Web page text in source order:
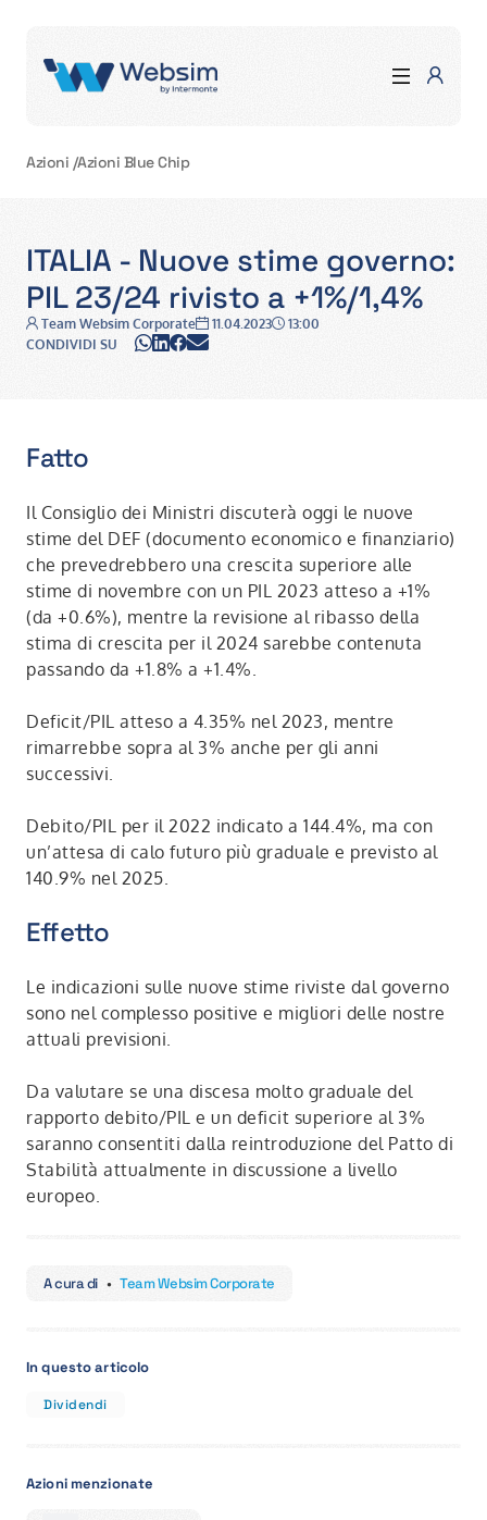
Azioni /Azioni Blue Chip
ITALIA - Nuove stime governo:
PIL 23/24 rivisto a +1%/1,4%
Autore:
Team Websim Corporate Data:
11.04.2023 Ora:
13:00
CONDIVIDI SU
WhatsApp
LinkedIn
Facebook
Email
Fatto
Il Consiglio dei Ministri discuterà oggi le nuove
stime del DEF (documento economico e finanziario)
che prevedrebbero una crescita superiore alle
stime di novembre con un PIL 2023 atteso a +1%
(da +0.6%), mentre la revisione al ribasso della
stima di crescita per il 2024 sarebbe contenuta
passando da +1.8% a +1.4%.
Deficit/PIL atteso a 4.35% nel 2023, mentre
rimarrebbe sopra al 3% anche per gli anni
successivi.
Debito/PIL per il 2022 indicato a 144.4%, ma con
un’attesa di calo futuro più graduale e previsto al
140.9% nel 2025.
Effetto
Le indicazioni sulle nuove stime riviste dal governo
sono nel complesso positive e migliori delle nostre
attuali previsioni.
Da valutare se una discesa molto graduale del
rapporto debito/PIL e un deficit superiore al 3%
saranno consentiti dalla reintroduzione del Patto di
Stabilità attualmente in discussione a livello
europeo.
A cura di • Team Websim Corporate
In questo articolo
Dividendi
Azioni menzionate